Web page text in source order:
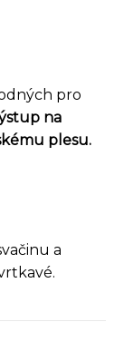
pro
na
plesu.
a